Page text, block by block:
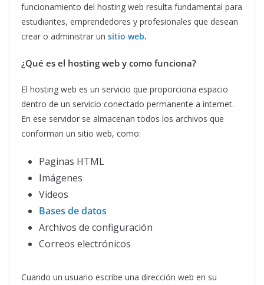
funcionamiento del hosting web resulta fundamental para
estudiantes, emprendedores y profesionales que desean
crear o administrar un sitio web.
¿Qué es el hosting web y como funciona?
El hosting web es un servicio que proporciona espacio
dentro de un servicio conectado permanente a internet.
En ese servidor se almacenan todos los archivos que
conforman un sitio web, como:
Paginas HTML
Imágenes
Videos
Bases de datos
Archivos de configuración
Correos electrónicos
Cuando un usuario escribe una dirección web en su